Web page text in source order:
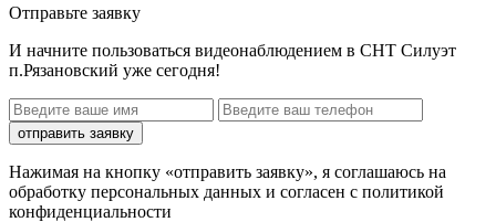
Отправьте заявку
И начните пользоваться видеонаблюдением в СНТ Силуэт
п.Рязановский уже сегодня!
отправить заявку
Нажимая на кнопку «отправить заявку», я соглашаюсь на
обработку персональных данных и согласен с политикой
конфиденциальности